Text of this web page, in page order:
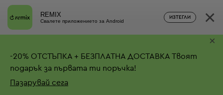
REMIX
Свалете приложението за Android
ИЗТЕГЛИ ×
-20% ОТСТЪПКА + БЕЗПЛАТНА ДОСТАВКА Твоят
подарък за първата ти поръчка!
Пазарувай сега
×